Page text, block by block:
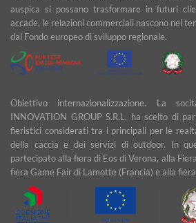
auspica si possano trasformare in futuri
accade, le relazioni commerciali nascono nel
dal Fondo europeo di sviluppo regionale.
Obiettivo internazionalizzazione. La
INNOVATION GROUP S.R.L. ha scelto di
fieristici considerati tra i principali per le
della caccia e dei servizi di outdoor. In
partecipato alla fiera di Eos di Verona, alla
fiera Game Fair di Lamotte (Francia) e alla